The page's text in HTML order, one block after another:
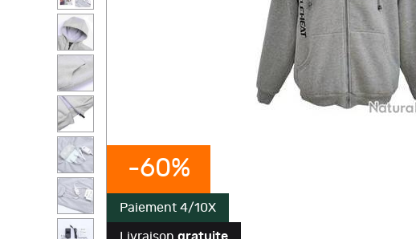
-60%
Paiement 4/10X